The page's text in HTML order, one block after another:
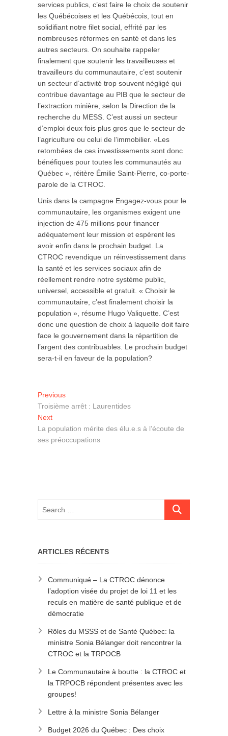
services publics, c’est faire le choix de soutenir
les Québécoises et les Québécois, tout en
solidifiant notre filet social, effrité par les
nombreuses réformes en santé et dans les
autres secteurs. On souhaite rappeler
finalement que soutenir les travailleuses et
travailleurs du communautaire, c’est soutenir
un secteur d’activité trop souvent négligé qui
contribue davantage au PIB que le secteur de
l’extraction minière, selon la Direction de la
recherche du MESS. C’est aussi un secteur
d’emploi deux fois plus gros que le secteur de
l’agriculture ou celui de l’immobilier. «Les
retombées de ces investissements sont donc
bénéfiques pour toutes les communautés au
Québec », réitère Émilie Saint-Pierre, co-porte-
parole de la CTROC.
Unis dans la campagne Engagez-vous pour le
communautaire, les organismes exigent une
injection de 475 millions pour financer
adéquatement leur mission et espèrent les
avoir enfin dans le prochain budget. La
CTROC revendique un réinvestissement dans
la santé et les services sociaux afin de
réellement rendre notre système public,
universel, accessible et gratuit. « Choisir le
communautaire, c’est finalement choisir la
population », résume Hugo Valiquette. C’est
donc une question de choix à laquelle doit faire
face le gouvernement dans la répartition de
l’argent des contribuables. Le prochain budget
sera-t-il en faveur de la population?
Navigation
de
l'article
PreviousPrevious
post:
Troisième arrêt : Laurentides
NextNext
post:
La population mérite des élu.e.s à l’écoute de
ses préoccupations
ARTICLES RÉCENTS
Communiqué – La CTROC dénonce
l’adoption visée du projet de loi 11 et les
reculs en matière de santé publique et de
démocratie
Rôles du MSSS et de Santé Québec: la
ministre Sonia Bélanger doit rencontrer la
CTROC et la TRPOCB
Le Communautaire à boutte : la CTROC et
la TRPOCB répondent présentes avec les
groupes!
Lettre à la ministre Sonia Bélanger
Budget 2026 du Québec : Des choix